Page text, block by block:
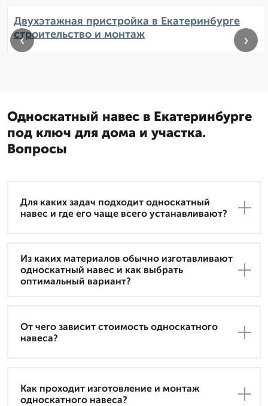
Двухэтажная пристройка в Екатеринбурге
строительство и монтаж
‹ ›
Односкатный навес в Екатеринбурге
под ключ для дома и участка.
Вопросы
Для каких задач подходит односкатный
навес и где его чаще всего устанавливают?
Из каких материалов обычно изготавливают
односкатный навес и как выбрать
оптимальный вариант?
От чего зависит стоимость односкатного
навеса?
Как проходит изготовление и монтаж
односкатного навеса?